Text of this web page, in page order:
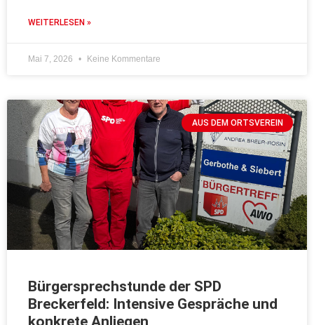
WEITERLESEN »
Mai 7, 2026 Keine Kommentare
AUS DEM ORTSVEREIN
Bürgersprechstunde der SPD
Breckerfeld: Intensive Gespräche und
konkrete Anliegen